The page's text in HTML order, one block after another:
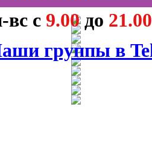
вс с 9.00до 21.00